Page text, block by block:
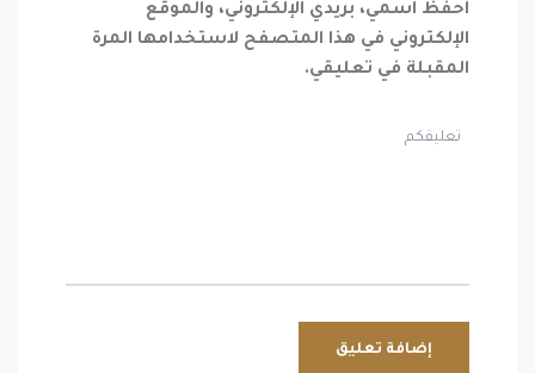
احفظ اسمي، بريدي الإلكتروني، والموقع
الإلكتروني في هذا المتصفح لاستخدامها المرة
المقبلة في تعليقي.